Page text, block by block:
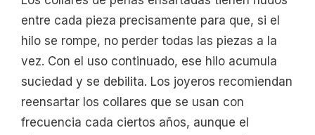
entre cada pieza precisamente para que, si el
hilo se rompe, no perder todas las piezas a la
vez. Con el uso continuado, ese hilo acumula
suciedad y se debilita. Los joyeros recomiendan
reensartar los collares que se usan con
frecuencia cada ciertos años, aunque el